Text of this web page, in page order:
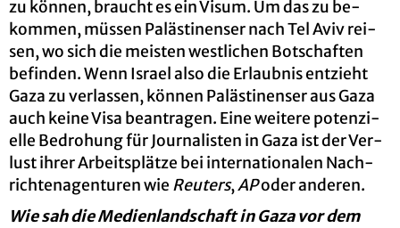
zu kön­nen, braucht es ein Visum. Um das zu be­
kom­men, müs­sen Pa­läs­ti­nen­ser nach Tel Aviv rei­
sen, wo sich die meis­ten west­li­chen Bot­schaf­ten
be­fin­den. Wenn Is­ra­el also die Er­laub­nis ent­zieht
Gaza zu ver­las­sen, kön­nen Pa­läs­ti­nen­ser aus Gaza
auch keine Visa be­an­tra­gen. Eine wei­te­re po­ten­zi­
el­le Be­dro­hung für Jour­na­lis­ten in Gaza ist der Ver­
lust ihrer Ar­beits­plät­ze bei in­ter­na­tio­na­len Nach­
rich­ten­agen­tu­ren wie Reu­ters,APoder an­de­ren.
Wie sah die Me­di­en­land­schaft in Gaza vor dem